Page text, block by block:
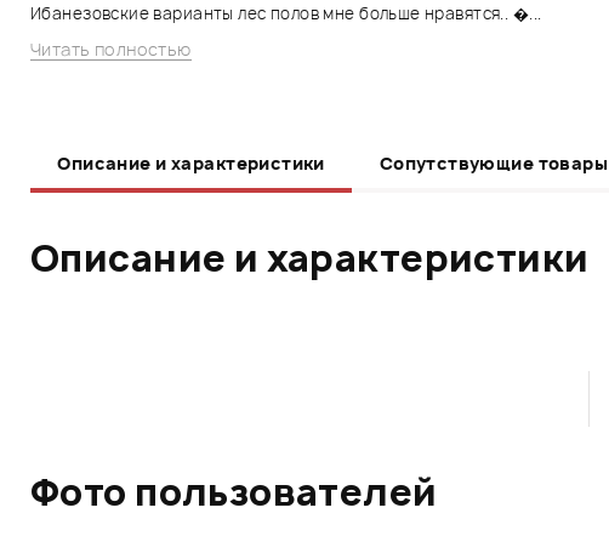
Ибанезовские варианты лес полов мне больше нравятся.. �...
Читать полностью
Описание и характеристики Сопутствующие товары
Описание и характеристики
Фото пользователей